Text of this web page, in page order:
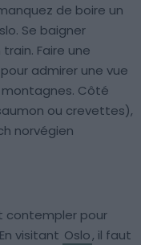
de boire un
Se baigner
Faire une
admirer une vue
montagnes. Côté
ou crevettes),
norvégien
contempler pour
visitant Oslo, il faut